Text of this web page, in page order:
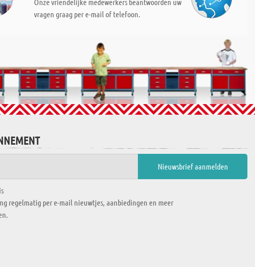
vragen graag per e-mail of telefoon.
regelmatig per e-mail nieuwtjes, aanbiedingen en meer